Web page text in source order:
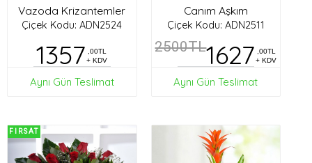
Vazoda Krizantemler
Çiçek Kodu: ADN2524
1357
,00TL
+ KDV
Aynı Gün Teslimat
Canım Aşkım
Çiçek Kodu: ADN2511
2500TL1627
,00TL
+ KDV
Aynı Gün Teslimat
FIRSAT